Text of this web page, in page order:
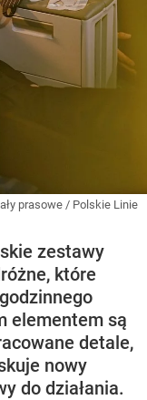
prasowe / Polskie Linie
zestawy
które
elementem są
detale,
nowy
do działania.